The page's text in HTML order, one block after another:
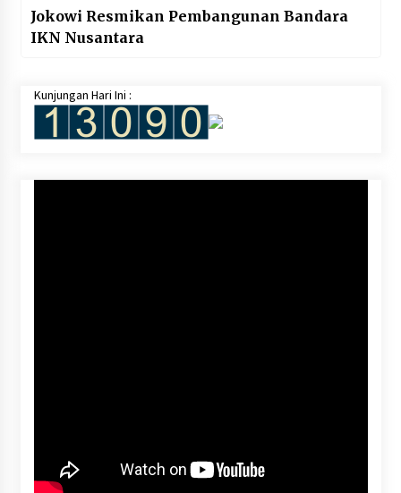
Jokowi Resmikan Pembangunan Bandara
IKN Nusantara
Kunjungan Hari Ini :